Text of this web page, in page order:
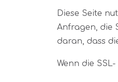
Diese Seite
Anfragen, die
daran, dass
Wenn die